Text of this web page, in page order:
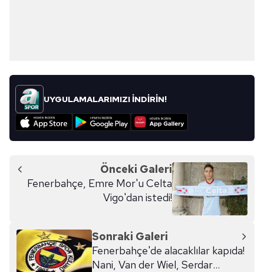
UYGULAMALARIMIZI İNDİRİN!
Önceki Galeri
Fenerbahçe, Emre Mor'u Celta
Vigo'dan istedi!
Sonraki Galeri
Fenerbahçe'de alacaklılar kapıda!
Nani, Van der Wiel, Serdar